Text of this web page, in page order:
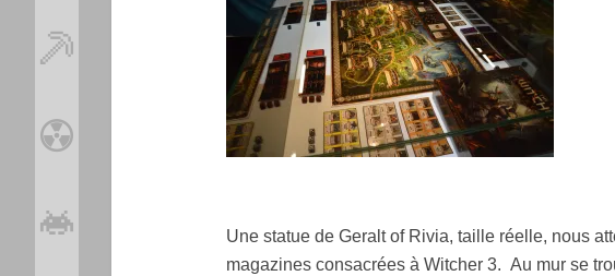
Une statue de Geralt of Rivia, taille réelle, nous
magazines consacrées à Witcher 3. Au mur se